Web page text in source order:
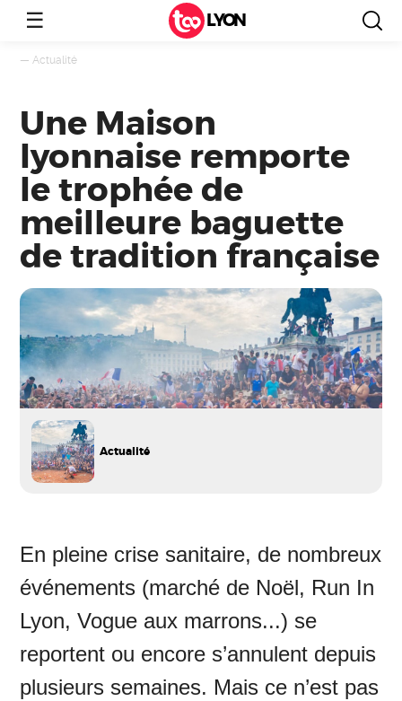
☰ LYON
— Actualité
Une Maison
lyonnaise remporte
le trophée de
meilleure baguette
de tradition française
Actualité
En pleine crise sanitaire, de nombreux
événements (marché de Noël, Run In
Lyon, Vogue aux marrons...) se
reportent ou encore s’annulent depuis
plusieurs semaines. Mais ce n’est pas